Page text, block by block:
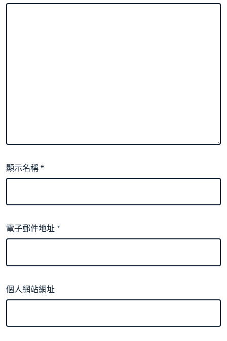
顯示名稱*
電子郵件地址*
個人網站網址